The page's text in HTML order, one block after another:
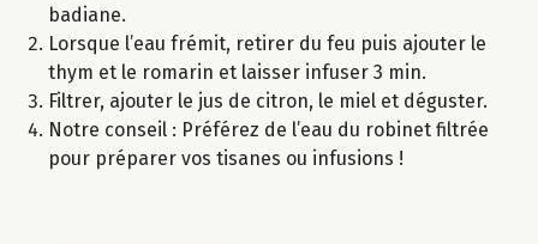
badiane.
Lorsque l’eau frémit, retirer du feu puis ajouter le
thym et le romarin et laisser infuser 3 min.
Filtrer, ajouter le jus de citron, le miel et déguster.
Notre conseil : Préférez de l’eau du robinet filtrée
pour préparer vos tisanes ou infusions !